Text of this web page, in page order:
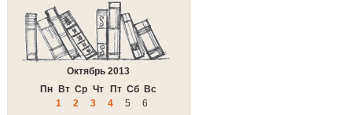
Октябрь 2013
Пн
Вт Ср Чт Пт Сб Вс
1
2 3 4 5
6